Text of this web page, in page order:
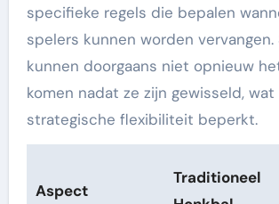
specifieke regels die bepalen
spelers kunnen worden vervangen.
kunnen doorgaans niet opnieuw
komen nadat ze zijn gewisseld, wat
strategische flexibiliteit beperkt.
Aspect
Traditioneel